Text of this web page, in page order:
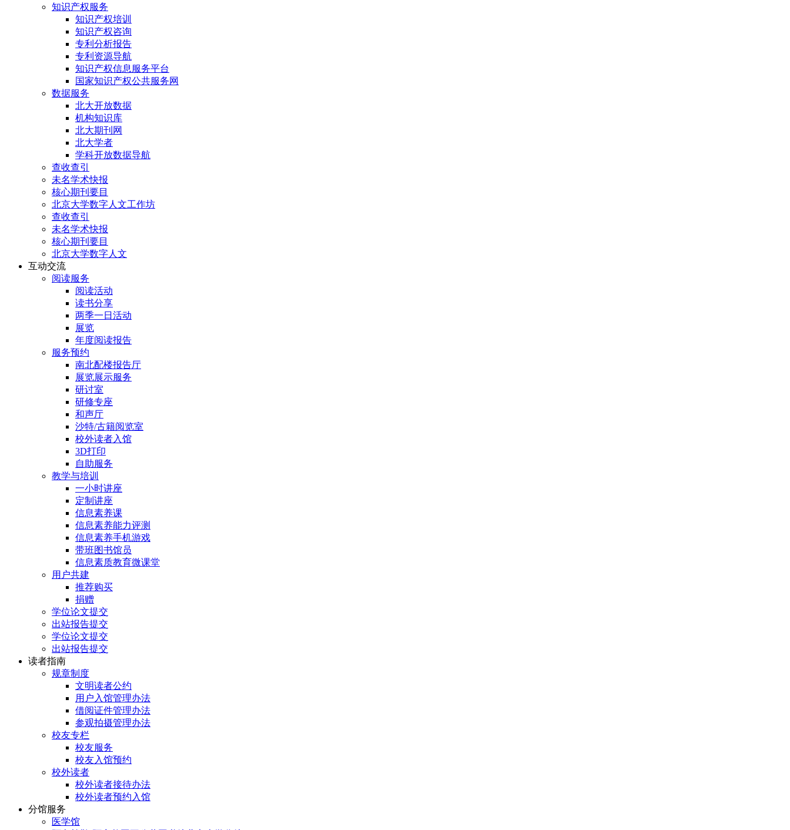
知识产权服务
知识产权培训
知识产权咨询
专利分析报告
专利资源导航
知识产权信息服务平台
国家知识产权公共服务网
数据服务
北大开放数据
机构知识库
北大期刊网
北大学者
学科开放数据导航
查收查引
未名学术快报
核心期刊要目
北京大学数字人文工作坊
查收查引
未名学术快报
核心期刊要目
北京大学数字人文
互动交流
阅读服务
阅读活动
读书分享
两季一日活动
展览
年度阅读报告
服务预约
南北配楼报告厅
展览展示服务
研讨室
研修专座
和声厅
沙特/古籍阅览室
校外读者入馆
3D打印
自助服务
教学与培训
一小时讲座
定制讲座
信息素养课
信息素养能力评测
信息素养手机游戏
带班图书馆员
信息素质教育微课堂
用户共建
推荐购买
捐赠
学位论文提交
出站报告提交
学位论文提交
出站报告提交
读者指南
规章制度
文明读者公约
用户入馆管理办法
借阅证件管理办法
参观拍摄管理办法
校友专栏
校友服务
校友入馆预约
校外读者
校外读者接待办法
校外读者预约入馆
分馆服务
医学馆